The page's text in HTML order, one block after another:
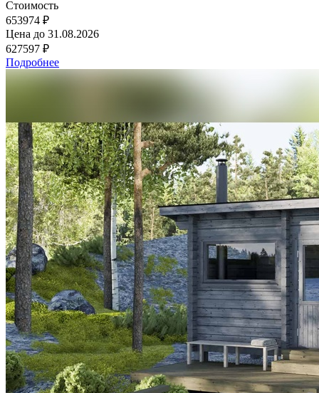
Стоимость
653974 ₽
Цена до 31.08.2026
627597 ₽
Подробнее